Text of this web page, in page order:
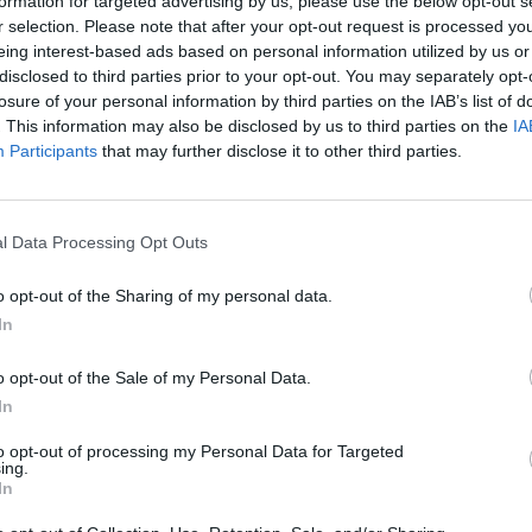
selection. Please note that after your opt-out request is processed
interest-based ads based on personal information utilized by us
to third parties prior to your opt-out. You may separately
of your personal information by third parties on the IAB’s list of
This information may also be disclosed by us to third parties on the
Participants that may further disclose it to other third parties.
Data Processing Opt Outs
opt-out of the Sharing of my personal data.
opt-out of the Sale of my Personal Data.
opt-out of processing my Personal Data for Targeted
főpolgármester szerint az állam a szentendrei és a
tervez. A városvezető Facebook-posztjában
FRISSÍTÉS!!! Időközben megkaptuk a MÁV
a Fővárost, hogy járműhiány miatt több vonalon
járművek miatt ráadásul semmi garancia nincs arra, hogy
már a mostani is sokaknak fog fájni – közölte. Hozzátette, a
ezzel a legforgalmasabb elővárosi...
portfolio.hu hírarchívumához tartozik, melynek olvasása
tartalmazza: